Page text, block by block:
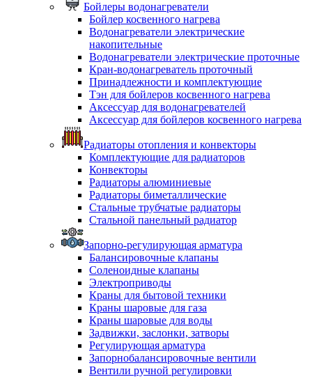
Бойлеры водонагреватели
Бойлер косвенного нагрева
Водонагреватели электрические
накопительные
Водонагреватели электрические проточные
Кран-водонагреватель проточный
Принадлежности и комплектующие
Тэн для бойлеров косвенного нагрева
Аксессуар для водонагревателей
Аксессуар для бойлеров косвенного нагрева
Радиаторы отопления и конвекторы
Комплектующие для радиаторов
Конвекторы
Радиаторы алюминиевые
Радиаторы биметаллические
Стальные трубчатые радиаторы
Стальной панельный радиатор
Запорно-регулирующая арматура
Балансировочные клапаны
Соленоидные клапаны
Электроприводы
Краны для бытовой техники
Краны шаровые для газа
Краны шаровые для воды
Задвижки, заслонки, затворы
Регулирующая арматура
Запорнобалансировочные вентили
Вентили ручной регулировки